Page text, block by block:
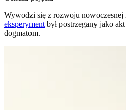
Wywodzi się z rozwoju
eksperyment był postrzegany jako
dogmatom.